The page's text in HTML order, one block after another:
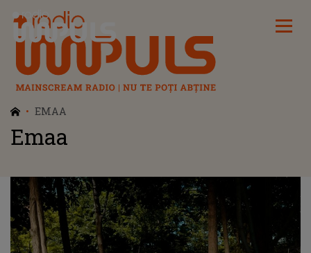
Radio Impuls
EMAA
Emaa